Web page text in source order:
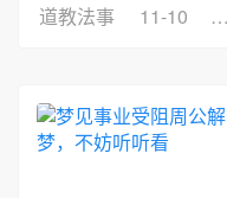
道教法事
11-10